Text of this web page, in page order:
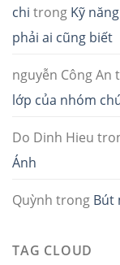
chi trong Kỹ
phải ai cũng biết
nguyễn Công An
lớp của nhóm
Do Dinh Hieu
Ánh
Quỳnh trong Bút
TAG CLOUD